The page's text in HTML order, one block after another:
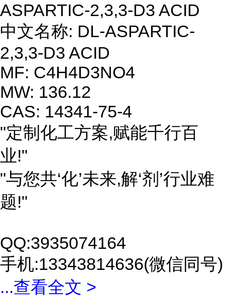
ASPARTIC-2,3,3-D3 ACID
中文名称: DL-ASPARTIC-
2,3,3-D3 ACID
MF: C4H4D3NO4
MW: 136.12
CAS: 14341-75-4
"定制化工方案,赋能千行百
业!"
"与您共‘化’未来,解‘剂’行业难
题!"
QQ:3935074164
手机:13343814636(微信同号)
...查看全文 >